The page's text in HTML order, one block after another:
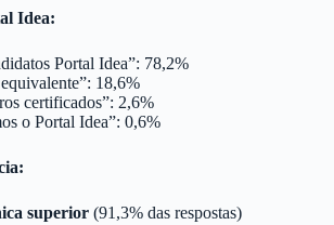
Idea:
Portal Idea”: 78,2%
18,6%
certificados”: 2,6%
o Portal Idea”: 0,6%
superior (91,3% das respostas)